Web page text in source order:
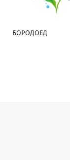
БОРОДОЕД